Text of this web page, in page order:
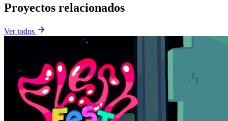
Proyectos relacionados
Ver todos